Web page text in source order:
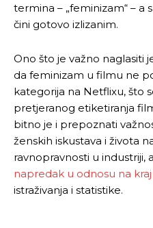
termina – „feminizam“ – a
čini gotovo izlizanim.
Ono što je važno naglasiti
da feminizam u filmu ne
kategorija na Netflixu, što
pretjeranog etiketiranja
bitno je i prepoznati
ženskih iskustava i života
ravnopravnosti u industriji,
napredak u odnosu na kraj
istraživanja i statistike.